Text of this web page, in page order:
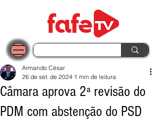
Câmara aprova 2ª revisão do
PDM com abstenção do PSD
Armando César
26 de set. de 2024 1 min de leitura